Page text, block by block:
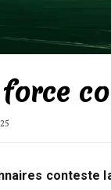
conteste